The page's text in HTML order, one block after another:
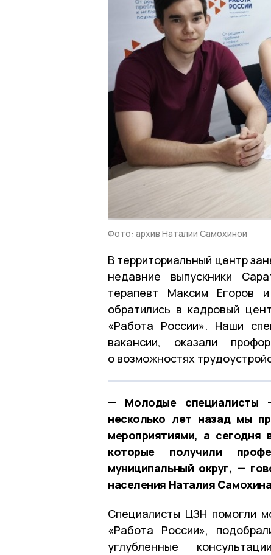
Фото: архив Наталии Самохиной
В территориальный центр
недавние выпускники
терапевт Максим Егоров и
обратились в кадровый
«Работа России». Наши
вакансии, оказали
о возможностях
— Молодые специалисты
несколько лет назад мы
мероприятиями, а сегодня
которые получили
муниципальный округ, —
населения Наталия
Специалисты ЦЗН помогли
«Работа России»,
углубленные